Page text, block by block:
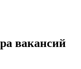
вакансий